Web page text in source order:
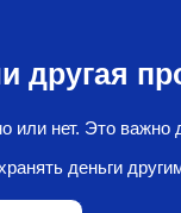
другая
нет. Это важно
деньги